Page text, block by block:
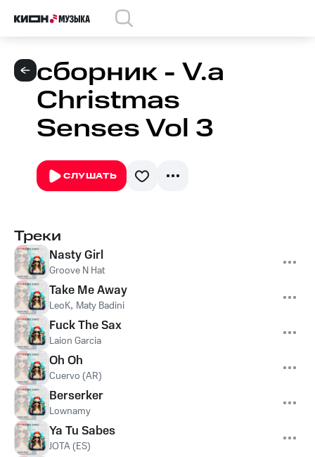
сборник - V.a
Christmas
Senses Vol 3
СЛУШАТЬ
Треки
Nasty Girl
Groove N Hat
Take Me Away
LeoK, Maty Badini
Fuck The Sax
Laion Garcia
Oh Oh
Cuervo (AR)
Berserker
Lownamy
Ya Tu Sabes
JOTA (ES)